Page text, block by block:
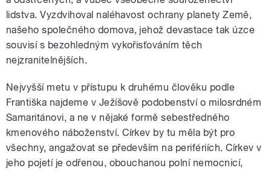
lidstva. Vyzdvihoval naléhavost ochrany planety Země,
našeho společného domova, jehož devastace tak úzce
souvisí s bezohledným vykořisťováním těch
nejzranitelnějších.
Nejvyšší metu v přístupu k druhému člověku podle
Františka najdeme v Ježíšově podobenství o milosrdném
Samaritánovi, a ne v nějaké formě sebestředného
kmenového náboženství. Církev by tu měla být pro
všechny, angažovat se především na perifériích. Církev v
jeho pojetí je odřenou, obouchanou polní nemocnicí,